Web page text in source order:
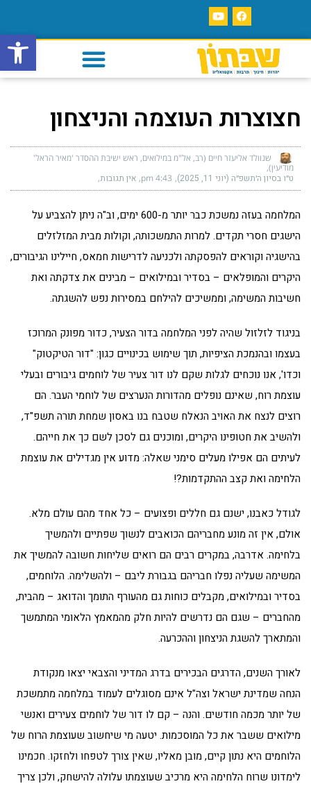
פתח
חצוצרות העוצמה והניצחון
שנוולד אליעזר חיים (רב, אל"מ במילואים, ראש ישיבת ההסדר 'מאיר הראל'
מודיעין)
ט״ו בסיון ה׳תשפ״ה (יוני 11, 2025) 4:43 pm אין תגובות
המלחמה בעזה נמשכת כבר יותר מ-600 ימים, וב"ה ניתן להצביע על
הישגים חסרי תקדים. למרות התמשכותה, וקולות מבית המזלזלים
בהישגיה וקוראים להפסקתה ולכניעה לדרישות חמאס, חיילינו הגיבורים,
היקרים והמופלאים – בסדיר ובמילואים – מבינים את צדקתה ואת
חשיבות המשימה, וממשיכים להילחם במסירות נפש להשגתה.
בניגוד לזלזול שהיה לפני המלחמה בדור הצעיר, כדור מפונק המרוכז
בעצמו ובהנמכת הציפיות, תוך שימוש בכינויים כגון: "דור הטיקטוק"
וכדו', אנו נוכחים לגלות שקם לנו דור צעיר של לוחמים גיבורים ובעלי
עוצמת רוח, שאינם נופלים מהדורות הנערצים של לוחמי העבר. הם
רוצים לנצח את האויב הנאלח שטבח בנו באסון שמחת תורה תשפ"ד,
ולהשיב את חטופינו היקרים, ומוכנים גם לסכן לשם כך את חייהם.
לעיתים הם אפילו מעלים סימני שאלה: מדוע אין מגדילים את עוצמת
הלחימה ואת קצב ההתקדמות?!
לגודל כאבנו, ישנם גם חללים ופצועים – כל אחד מהם עולם מלא.
אולם, אין זה מונע מחבריהם הכואבים לנשוך שפתיים ולהמשיך
בלחימה. אדרבה, במקרים רבים הם רואים שליחות חשובה להמשיך את
המשימה שעליה נפלו חבריהם בגבורת ליבם – ולהשלימה. הלוחמים,
בסדיר ובמילואים, מקבלים כוחות גם מהעורף התומך והדואג – מהבית,
מהחברים – שגם הם נדרשים להיות חלק מהמאמץ הלאומי המתמשך
והמתארך להשגת הניצחון וההכרעה.
לאורך השנים, הדרגים הבכירים בדרג המדיני והצבאי יצאו מנקודת
הנחה שמדינת ישראל וצה"ל אינם מסוגלים לעמוד במלחמה מתמשכת
של יותר מכמה חודשים. והנה – קם לו דור של לוחמים צעירים ואנשי
מילואים ששבר את כל המוסכמות. יטעה מי שיחשוב שעוצמת הרוח של
הלוחמים היא נתון קיים, מובן מאליו, שאין צורך לטפחו ולחזקו. חכמינו
לימדונו שרוח הלחימה היא מרכיב שעוצמתו עלולה להישחק, ולכן צריך